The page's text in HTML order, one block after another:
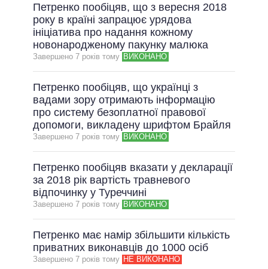
Петренко пообіцяв, що з вересня 2018
року в країні запрацює урядова
ініціатива про надання кожному
новонародженому пакунку малюка
Завершено 7 рокiв тому ВИКОНАНО
Петренко пообіцяв, що українці з
вадами зору отримають інформацію
про систему безоплатної правової
допомоги, викладену шрифтом Брайля
Завершено 7 рокiв тому ВИКОНАНО
Петренко пообіцяв вказати у декларації
за 2018 рік вартість травневого
відпочинку у Туреччині
Завершено 7 рокiв тому ВИКОНАНО
Петренко має намір збільшити кількість
приватних виконавців до 1000 осіб
Завершено 7 рокiв тому НЕ ВИКОНАНО